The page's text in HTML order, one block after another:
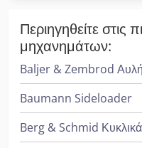
Περιηγηθείτε στις
μηχανημάτων:
Baljer & Zembrod
Baumann Sideloader
Berg & Schmid